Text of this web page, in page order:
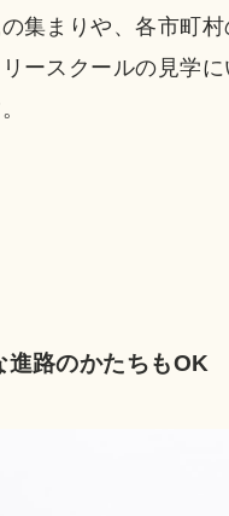
集まりや、各市町
ースクールの見学
進路のかたちもOK